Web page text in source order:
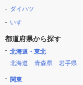
ダイハツ
いすゞ
都道府県から探す
北海道・東北
北海道
青森県 岩手県
関東